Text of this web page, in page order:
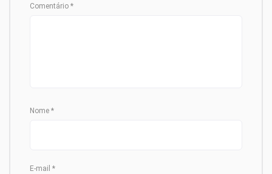
Comentário *
Nome *
E-mail *